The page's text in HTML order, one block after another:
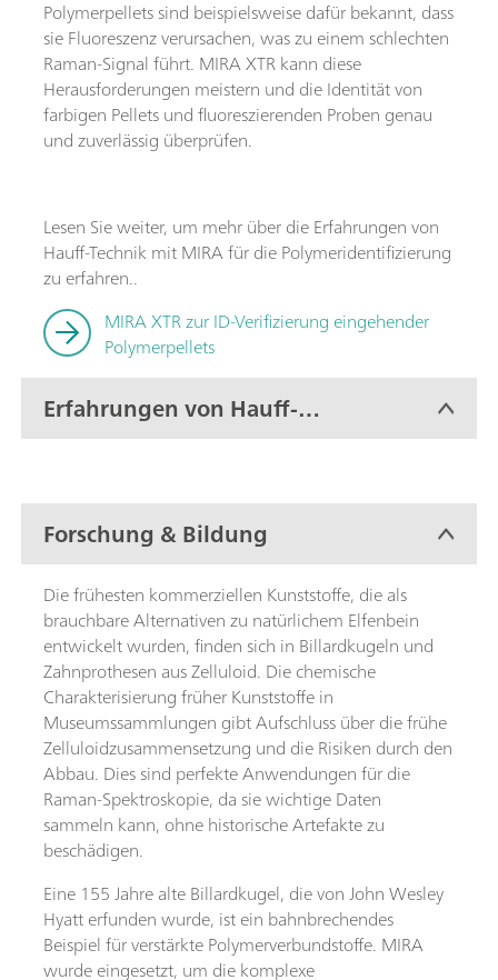
Polymerpellets sind beispielsweise dafür bekannt, dass
sie Fluoreszenz verursachen, was zu einem schlechten
Raman-Signal führt. MIRA XTR kann diese
Herausforderungen meistern und die Identität von
farbigen Pellets und fluoreszierenden Proben genau
und zuverlässig überprüfen.
Lesen Sie weiter, um mehr über die Erfahrungen von
Hauff-Technik mit MIRA für die Polymeridentifizierung
zu erfahren..
MIRA XTR zur ID-Verifizierung eingehender
Polymerpellets
Erfahrungen von Hauff-
Technik mit MIRA XTR
Forschung & Bildung
Die frühesten kommerziellen Kunststoffe, die als
brauchbare Alternativen zu natürlichem Elfenbein
entwickelt wurden, finden sich in Billardkugeln und
Zahnprothesen aus Zelluloid. Die chemische
Charakterisierung früher Kunststoffe in
Museumssammlungen gibt Aufschluss über die frühe
Zelluloidzusammensetzung und die Risiken durch den
Abbau. Dies sind perfekte Anwendungen für die
Raman-Spektroskopie, da sie wichtige Daten
sammeln kann, ohne historische Artefakte zu
beschädigen.
Eine 155 Jahre alte Billardkugel, die von John Wesley
Hyatt erfunden wurde, ist ein bahnbrechendes
Beispiel für verstärkte Polymerverbundstoffe. MIRA
wurde eingesetzt, um die komplexe